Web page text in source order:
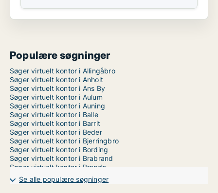
Populære søgninger
Søger virtuelt kontor i Allingåbro
Søger virtuelt kontor i Anholt
Søger virtuelt kontor i Ans By
Søger virtuelt kontor i Aulum
Søger virtuelt kontor i Auning
Søger virtuelt kontor i Balle
Søger virtuelt kontor i Barrit
Søger virtuelt kontor i Beder
Søger virtuelt kontor i Bjerringbro
Søger virtuelt kontor i Bording
Søger virtuelt kontor i Brabrand
Søger virtuelt kontor i Brande
Søger virtuelt kontor i Bryrup
Søger virtuelt kontor i Brædstrup
Se alle populære søgninger